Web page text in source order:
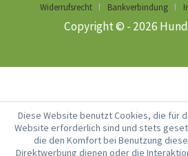
Widerrufsrecht
Bankverbindung
Copyright © - 2026
Diese Website benutzt Cookies, die für
Website erforderlich sind und stets
die den Komfort bei Benutzung
Direktwerbung dienen oder die